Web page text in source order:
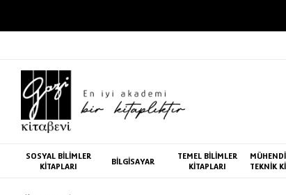
SOSYAL BİLİMLER
KİTAPLARI
BİLGİSAYAR
TEMEL BİLİMLER
KİTAPLARI
TEKNİK